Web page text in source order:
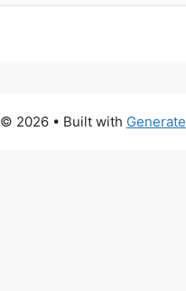
© 2026 • Built with